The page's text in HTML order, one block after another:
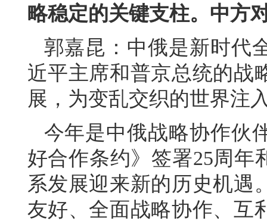
略稳定的关键支柱。中方
郭嘉昆：中俄是新时代
近平主席和普京总统的战
展，为变乱交织的世界注
今年是中俄战略协作伙
好合作条约》签署25周年
系发展迎来新的历史机遇
友好、全面战略协作、互